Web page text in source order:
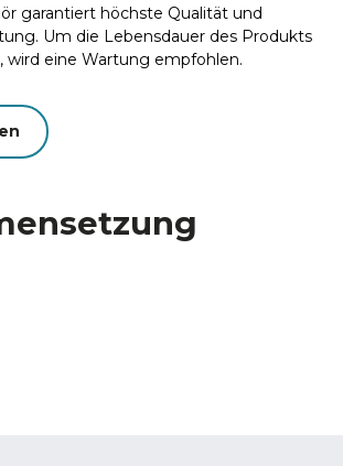
garantiert höchste Qualität und
Um die Lebensdauer des Produkts
wird eine Wartung empfohlen.